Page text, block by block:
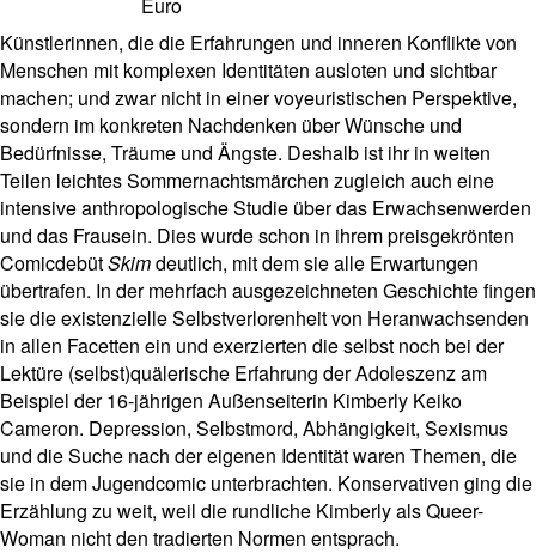
Künstlerinnen, die die Erfahrungen und inneren Konflikte von
Menschen mit komplexen Identitäten ausloten und sichtbar
machen; und zwar nicht in einer voyeuristischen Perspektive,
sondern im konkreten Nachdenken über Wünsche und
Bedürfnisse, Träume und Ängste. Deshalb ist ihr in weiten
Teilen leichtes Sommernachtsmärchen zugleich auch eine
intensive anthropologische Studie über das Erwachsenwerden
und das Frausein. Dies wurde schon in ihrem preisgekrönten
ComicdebütSkimdeutlich, mit dem sie alle Erwartungen
übertrafen. In der mehrfach ausgezeichneten Geschichte fingen
sie die existenzielle Selbstverlorenheit von Heranwachsenden
in allen Facetten ein und exerzierten die selbst noch bei der
Lektüre (selbst)quälerische Erfahrung der Adoleszenz am
Beispiel der 16-jährigen Außenseiterin Kimberly Keiko
Cameron. Depression, Selbstmord, Abhängigkeit, Sexismus
und die Suche nach der eigenen Identität waren Themen, die
sie in dem Jugendcomic unterbrachten. Konservativen ging die
Erzählung zu weit, weil die rundliche Kimberly als Queer-
Woman nicht den tradierten Normen entsprach.